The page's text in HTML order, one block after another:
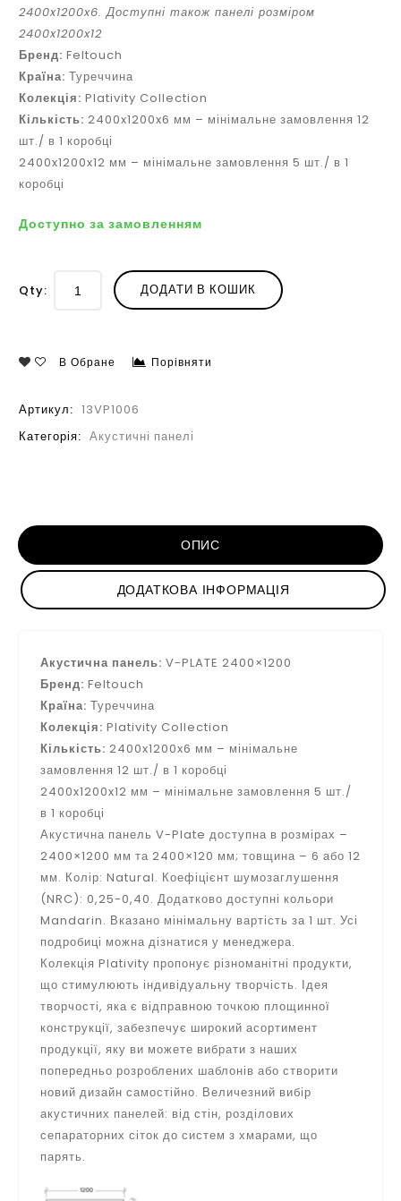
2400x1200x6. Доступні також панелі розміром
2400x1200x12
Бренд: Feltouch
Країна: Туреччина
Колекція: Plativity Collection
Кількість: 2400x1200x6 мм – мінімальне замовлення 12
шт./ в 1 коробці
2400x1200x12 мм – мінімальне замовлення 5 шт./ в 1
коробці
Доступно за замовленням
Qty: ДОДАТИ В КОШИК
В Обране Порівняти
Артикул: 13VP1006
Категорія: Акустичні панелі
ОПИС
ДОДАТКОВА ІНФОРМАЦІЯ
Акустична панель: V-PLATE 2400×1200
Бренд: Feltouch
Країна: Туреччина
Колекція: Plativity Collection
Кількість: 2400x1200x6 мм – мінімальне
замовлення 12 шт./ в 1 коробці
2400x1200x12 мм – мінімальне замовлення 5 шт./
в 1 коробці
Акустична панель V-Plate доступна в розмірах –
2400×1200 мм та 2400×120 мм; товщина – 6 або 12
мм. Колір: Natural. Коефіцієнт шумозаглушення
(NRC): 0,25-0,40. Додатково доступні кольори
Mandarin. Вказано мінімальну вартість за 1 шт. Усі
подробиці можна дізнатися у менеджера.
Колекція Plativity пропонує різноманітні продукти,
що стимулюють індивідуальну творчість. Ідея
творчості, яка є відправною точкою площинної
конструкції, забезпечує широкий асортимент
продукції, яку ви можете вибрати з наших
попередньо розроблених шаблонів або створити
новий дизайн самостійно. Величезний вибір
акустичних панелей: від стін, розділових
сепараторних сіток до систем з хмарами, що
парять.